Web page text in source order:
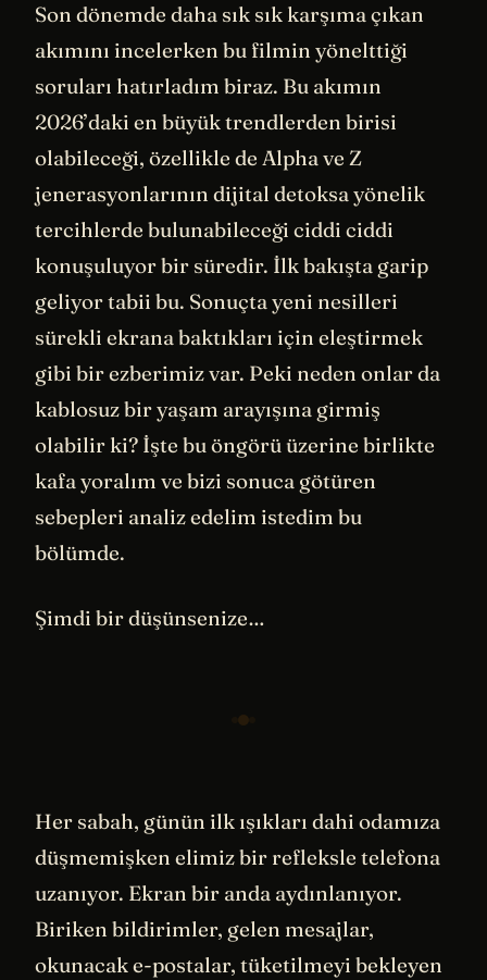
Son dönemde daha sık sık karşıma çıkan
akımını incelerken bu filmin yönelttiği
soruları hatırladım biraz. Bu akımın
2026’daki en büyük trendlerden birisi
olabileceği, özellikle de Alpha ve Z
jenerasyonlarının dijital detoksa yönelik
tercihlerde bulunabileceği ciddi ciddi
konuşuluyor bir süredir. İlk bakışta garip
geliyor tabii bu. Sonuçta yeni nesilleri
sürekli ekrana baktıkları için eleştirmek
gibi bir ezberimiz var. Peki neden onlar da
kablosuz bir yaşam arayışına girmiş
olabilir ki? İşte bu öngörü üzerine birlikte
kafa yoralım ve bizi sonuca götüren
sebepleri analiz edelim istedim bu
bölümde.
Şimdi bir düşünsenize…
Her sabah, günün ilk ışıkları dahi odamıza
düşmemişken elimiz bir refleksle telefona
uzanıyor. Ekran bir anda aydınlanıyor.
Biriken bildirimler, gelen mesajlar,
okunacak e-postalar, tüketilmeyi bekleyen